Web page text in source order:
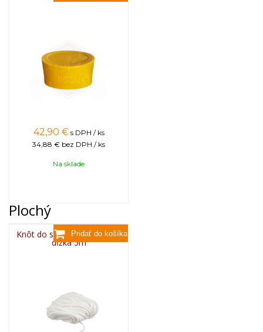
42,90 € s DPH / ks
34,88 € bez DPH / ks
Na sklade
Plochý
Knôt do sviečky plochý 3x8,
dĺžka 5m